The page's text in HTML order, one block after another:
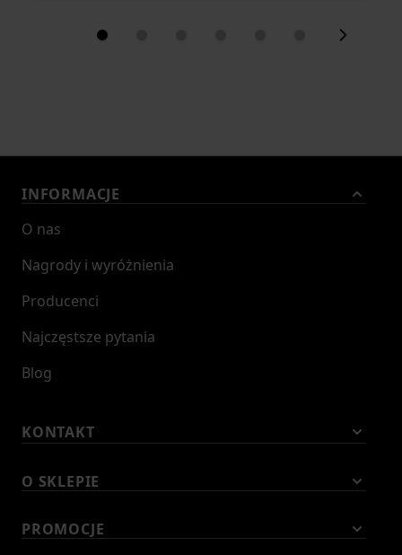
INFORMACJE
O nas
Nagrody i wyróżnienia
Producenci
Najczęstsze pytania
Blog
KONTAKT
O SKLEPIE
PROMOCJE